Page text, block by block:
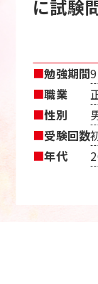
に試験
■勉強期間
■職業
■性別
■受験回数
■年代